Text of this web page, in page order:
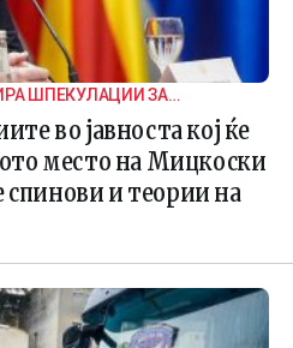
ШПЕКУЛАЦИИ ЗА
во јавноста кој ќе
место на Мицкоски
и теории на